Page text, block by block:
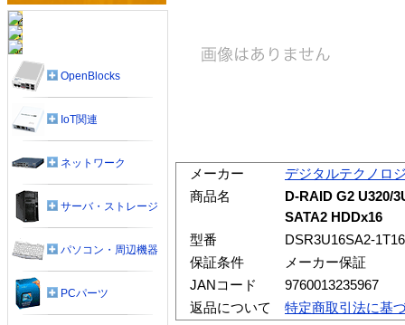
メーカー
デジタルテクノロ
商品名
D-RAID G2 U320/
SATA2 HDDx16
型番
DSR3U16SA2-
保証条件
メーカー保証
JANコード
9760013235967
返品について
特定商取引法に基
OpenBlocks
IoT関連
ネットワーク
サーバ・ストレージ
パソコン・周辺機器
PCパーツ